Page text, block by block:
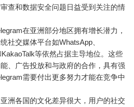
查和数据安全问题日益受到关注的情
在亚洲部分地区拥有增长潜力，
社交媒体平台如WhatsApp、
等依然占据主导地位。这些
、广告投放和与政府的合作，具有强
需要付出更多努力才能在竞争中
亚洲各国的文化差异很大，用户的社交